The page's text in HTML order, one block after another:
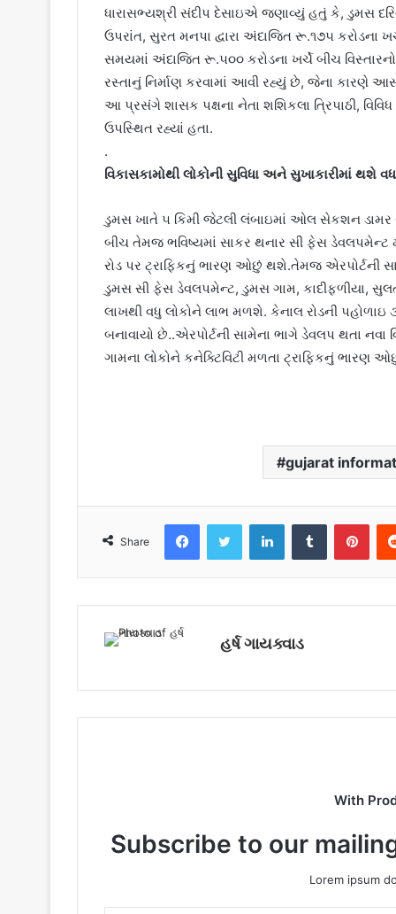
ધારાસભ્યશ્રી સંદીપ દેસાઇએ જણાવ્યું હતું કે, ડુમસ
ઉપરાંત, સુરત મનપા દ્વારા અંદાજિત રૂ.૧૭૫
સમયમાં અંદાજિત રૂ.૫૦૦ કરોડના ખર્ચે બીચ
રસ્તાનું નિર્માણ કરવામાં આવી રહ્યું છે, જેના કારણે
આ પ્રસંગે શાસક પક્ષના નેતા શશિકલા ત્રિપાઠી,
ઉપસ્થિત રહ્યાં હતા.
.
વિકાસકામોથી લોકોની સુવિધા અને સુખાકારીમાં થશે
ડુમસ ખાતે ૫ કિમી જેટલી લંબાઇમાં ઓલ સેકશન ડામર
બીચ તેમજ ભવિષ્યમાં સાકર થનાર સી ફેસ ડેવલપમેન્ટ
રોડ પર ટ્રાફિકનું ભારણ ઓછું થશે.તેમજ એરપોર્ટની
ડુમસ સી ફેસ ડેવલપમેન્ટ, ડુમસ ગામ, કાદીફળીયા,
લાખથી વધુ લોકોને લાભ મળશે. કેનાલ રોડની પહોળાઇ
બનાવાયો છે..એરપોર્ટની સામેના ભાગે ડેવલપ થતા નવા
ગામના લોકોને કનેક્ટિવિટી મળતા ટ્રાફિકનું ભારણ
gujarat
Share
હર્ષ ગાયક્વાડ
With
Subscribe to our
Lorem ipsum